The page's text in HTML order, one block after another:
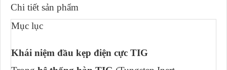
Chi tiết sản phẩm
Mục lục
Khái niệm đầu kẹp điện cực TIG